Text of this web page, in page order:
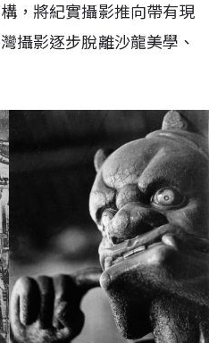
，將紀實攝影推向帶有現
攝影逐步脫離沙龍美學、